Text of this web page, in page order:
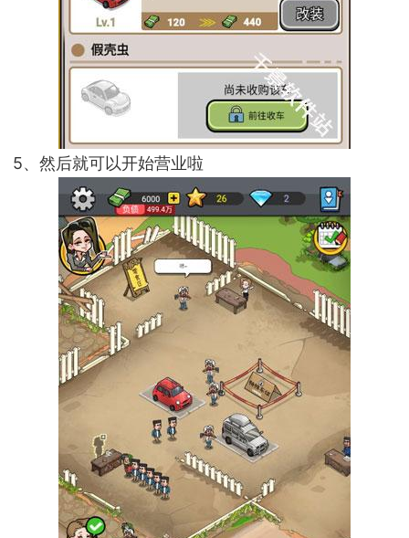
5、然后就可以开始营业啦